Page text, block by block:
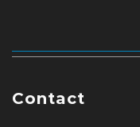
Contact